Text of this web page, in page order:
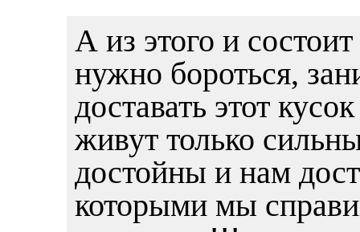
А из этого и
нужно бороться,
доставать этот
живут только
достойны и нам
которыми мы